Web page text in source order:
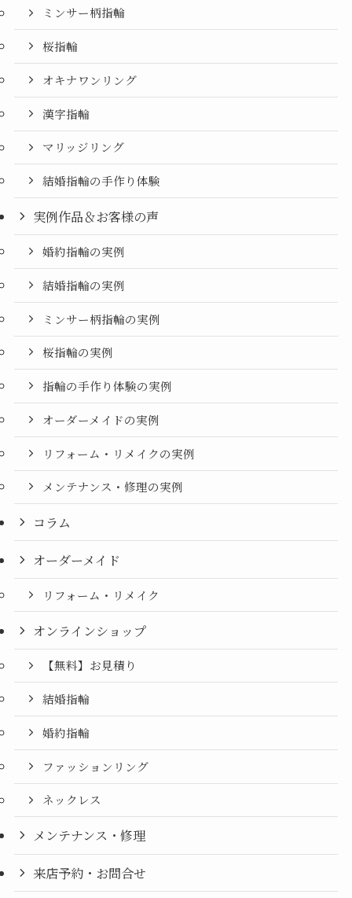
ミンサー柄指輪
桜指輪
オキナワンリング
漢字指輪
マリッジリング
結婚指輪の手作り体験
実例作品＆お客様の声
婚約指輪の実例
結婚指輪の実例
ミンサー柄指輪の実例
桜指輪の実例
指輪の手作り体験の実例
オーダーメイドの実例
リフォーム・リメイクの実例
メンテナンス・修理の実例
コラム
オーダーメイド
リフォーム・リメイク
オンラインショップ
【無料】お見積り
結婚指輪
婚約指輪
ファッションリング
ネックレス
メンテナンス・修理
来店予約・お問合せ